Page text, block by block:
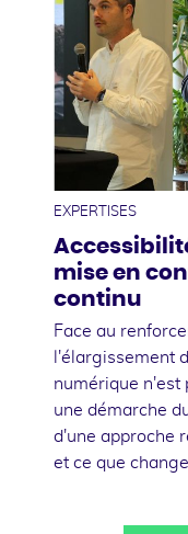
EXPERTISES
mise en
continu
Face au
l'élargissement
numérique n'est
une démarche
d'une approche
et ce que